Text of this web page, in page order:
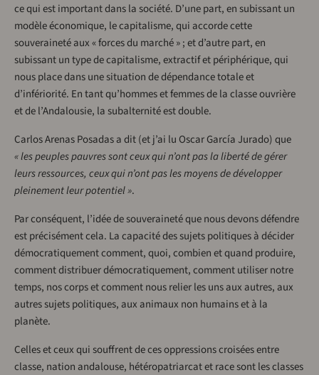
ce qui est important dans la société. D’une part, en subissant un
modèle économique, le capitalisme, qui accorde cette
souveraineté aux « forces du marché » ; et d’autre part, en
subissant un type de capitalisme, extractif et périphérique, qui
nous place dans une situation de dépendance totale et
d’infériorité. En tant qu’hommes et femmes de la classe ouvrière
et de l’Andalousie, la subalternité est double.
Carlos Arenas Posadas a dit (et j’ai lu Oscar García Jurado) que
« les peuples pauvres sont ceux qui n’ont pas la liberté de gérer
leurs ressources, ceux qui n’ont pas les moyens de développer
pleinement leur potentiel ».
Par conséquent, l’idée de souveraineté que nous devons défendre
est précisément cela. La capacité des sujets politiques à décider
démocratiquement comment, quoi, combien et quand produire,
comment distribuer démocratiquement, comment utiliser notre
temps, nos corps et comment nous relier les uns aux autres, aux
autres sujets politiques, aux animaux non humains et à la
planète.
Celles et ceux qui souffrent de ces oppressions croisées entre
classe, nation andalouse, hétéropatriarcat et race sont les classes